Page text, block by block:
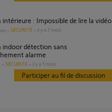
intérieure : Impossible de lire la vidéo
SÉCURITÉ il y a 7 mois
alarme
SÉCURITÉ il y a 5 mois
Participer au fil de discussion